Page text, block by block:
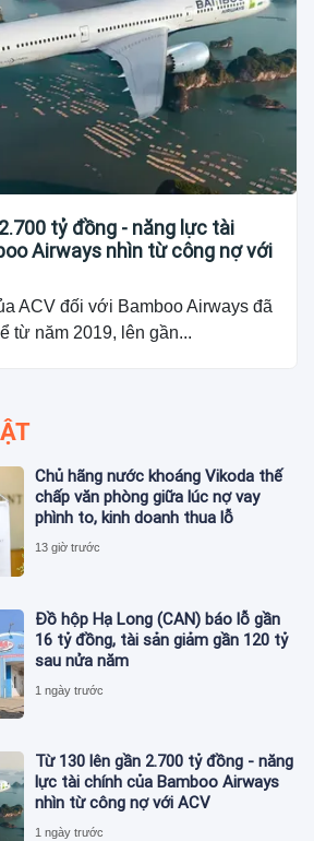
tỷ đồng - năng lực tài
Airways nhìn từ công nợ với
ACV đối với Bamboo Airways đã
từ năm 2019, lên gần...
Chủ hãng nước khoáng Vikoda thế
chấp văn phòng giữa lúc nợ vay
phình to, kinh doanh thua lỗ
13 giờ trước
Đồ hộp Hạ Long (CAN) báo lỗ gần
16 tỷ đồng, tài sản giảm gần 120 tỷ
sau nửa năm
1 ngày trước
Từ 130 lên gần 2.700 tỷ đồng - năng
lực tài chính của Bamboo Airways
nhìn từ công nợ với ACV
1 ngày trước